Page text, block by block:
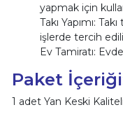
yapmak için
Takı Yapımı:
işlerde tercih
Ev Tamiratı:
Paket
1 adet Yan Keski